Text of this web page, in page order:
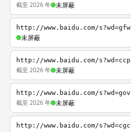
截至 2026 年 未屏蔽
http://www.baidu.com/s?wd=gfw
未屏蔽
http://www.baidu.com/s?wd=ccp
截至 2026 年 未屏蔽
http://www.baidu.com/s?wd=gov
截至 2026 年 未屏蔽
http://www.baidu.com/s?wd=cgc